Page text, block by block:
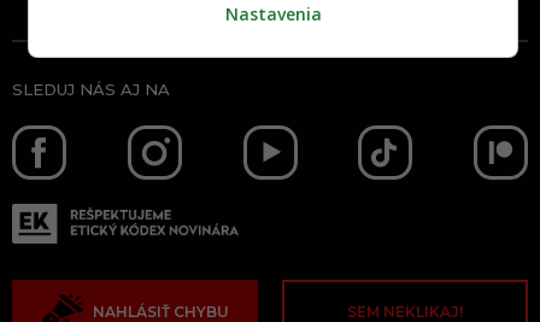
SLEDUJ NÁS AJ NA
NAHLÁSIŤ CHYBU SEM NEKLIKAJ!
Nastavenia